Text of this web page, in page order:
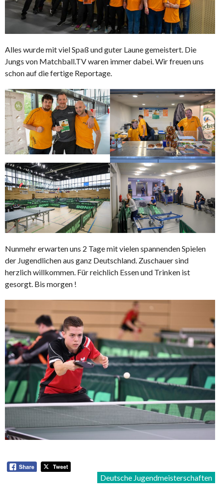
Alles wurde mit viel Spaß und guter Laune gemeistert. Die
Jungs von Matchball.TV waren immer dabei. Wir freuen uns
schon auf die fertige Reportage.
Nunmehr erwarten uns 2 Tage mit vielen spannenden Spielen
der Jugendlichen aus ganz Deutschland. Zuschauer sind
herzlich willkommen. Für reichlich Essen und Trinken ist
gesorgt. Bis morgen !
Deutsche Jugendmeisterschaften